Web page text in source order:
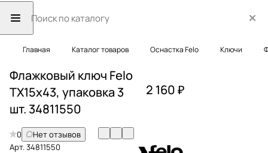
Главная Каталог товаров Оснастка Felo Ключи
Флажковый ключ Felo
TX15x43, упаковка 3
шт. 34811550
0
Нет отзывов
Арт.34811550
2 160 ₽